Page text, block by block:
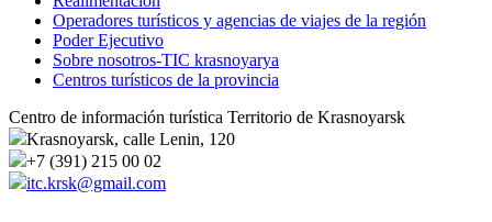
Operadores turísticos y agencias de viajes de la región
Poder Ejecutivo
Sobre nosotros-TIC krasnoyarya
Centros turísticos de la provincia
Centro de información turística Territorio de Krasnoyarsk
Krasnoyarsk, calle Lenin, 120
+7 (391) 215 00 02
itc.krsk@gmail.com